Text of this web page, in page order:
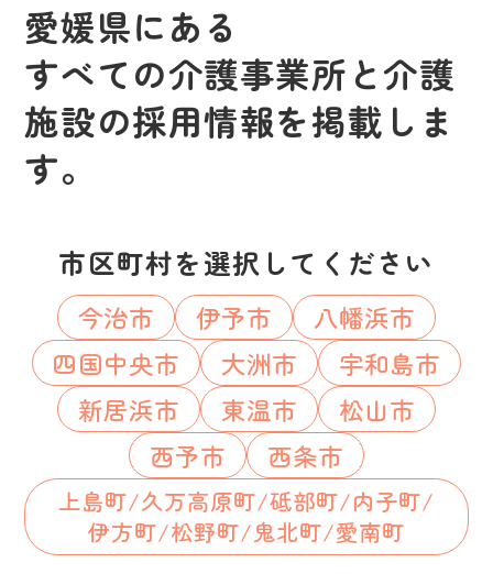
愛媛県にある
すべての介護事業所と介護
施設の採用情報を掲載しま
す。
市区町村を選択してください
今治市 伊予市
八幡浜市
四国中央市
大洲市
宇和島市
新居浜市
東温市
松山市
西予市
西条市
上島町/久万高原町/砥部町/内子町/
伊方町/松野町/鬼北町/愛南町